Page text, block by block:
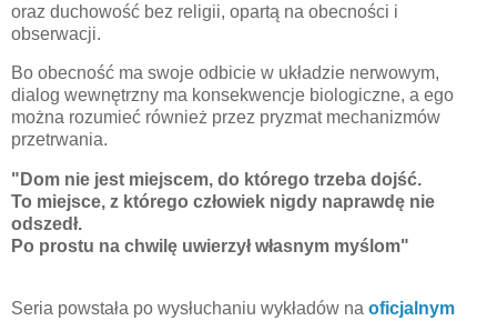
oraz duchowość bez religii, opartą na obecności i
obserwacji.
Bo obecność ma swoje odbicie w układzie nerwowym,
dialog wewnętrzny ma konsekwencje biologiczne, a ego
można rozumieć również przez pryzmat mechanizmów
przetrwania.
"Dom nie jest miejscem, do którego trzeba dojść.
To miejsce, z którego człowiek nigdy naprawdę nie
odszedł.
Po prostu na chwilę uwierzył własnym myślom"
Seria powstała po wysłuchaniu wykładów na oficjalnym